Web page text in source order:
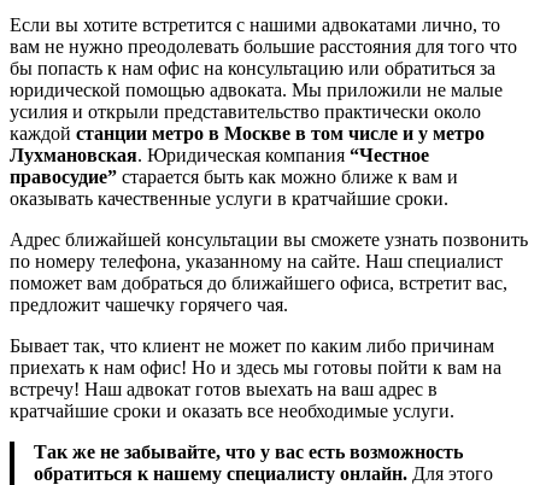
Если вы хотите встретится с нашими адвокатами лично, то
вам не нужно преодолевать большие расстояния для того что
бы попасть к нам офис на консультацию или обратиться за
юридической помощью адвоката. Мы приложили не малые
усилия и открыли представительство практически около
каждой станции метро в Москве в том числе и у метро
Лухмановская. Юридическая компания “Честное
правосудие” старается быть как можно ближе к вам и
оказывать качественные услуги в кратчайшие сроки.
Адрес ближайшей консультации вы сможете узнать позвонить
по номеру телефона, указанному на сайте. Наш специалист
поможет вам добраться до ближайшего офиса, встретит вас,
предложит чашечку горячего чая.
Бывает так, что клиент не может по каким либо причинам
приехать к нам офис! Но и здесь мы готовы пойти к вам на
встречу! Наш адвокат готов выехать на ваш адрес в
кратчайшие сроки и оказать все необходимые услуги.
Так же не забывайте, что у вас есть возможность
обратиться к нашему специалисту онлайн. Для этого